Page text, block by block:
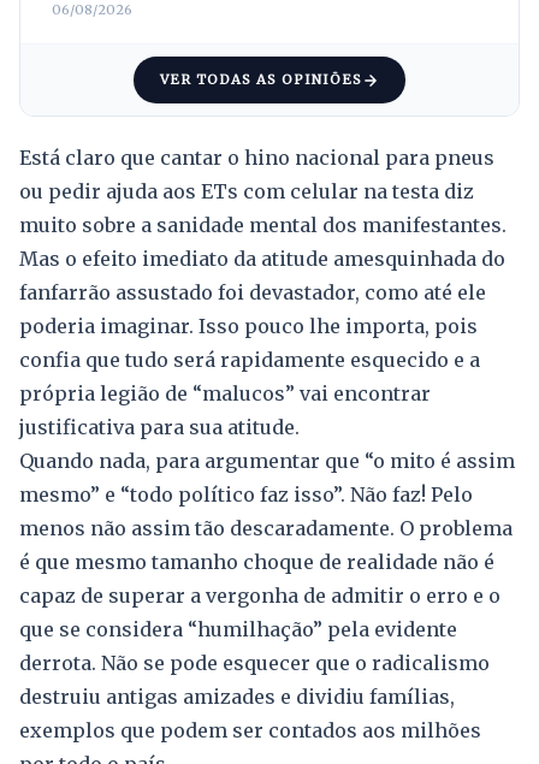
06/08/2026
VER TODAS AS OPINIÕES
Está claro que cantar o hino nacional para pneus
ou pedir ajuda aos ETs com celular na testa diz
muito sobre a sanidade mental dos manifestantes.
Mas o efeito imediato da atitude amesquinhada do
fanfarrão assustado foi devastador, como até ele
poderia imaginar. Isso pouco lhe importa, pois
confia que tudo será rapidamente esquecido e a
própria legião de “malucos” vai encontrar
justificativa para sua atitude.
Quando nada, para argumentar que “o mito é assim
mesmo” e “todo político faz isso”. Não faz! Pelo
menos não assim tão descaradamente. O problema
é que mesmo tamanho choque de realidade não é
capaz de superar a vergonha de admitir o erro e o
que se considera “humilhação” pela evidente
derrota. Não se pode esquecer que o radicalismo
destruiu antigas amizades e dividiu famílias,
exemplos que podem ser contados aos milhões